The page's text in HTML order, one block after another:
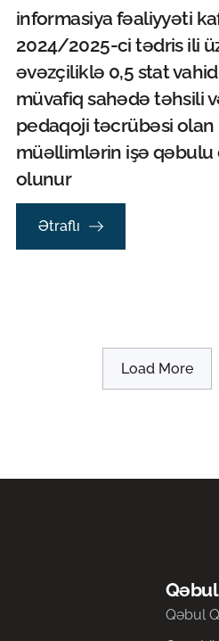
informasiya fəaliyyəti
2024/2025-ci tədris ili
əvəzçiliklə 0,5 stat
müvafiq sahədə təhsili
pedaqoji təcrübəsi olan
müəllimlərin işə qəbulu
olunur
Ətraflı
Load More
Qəbul
Qəbul